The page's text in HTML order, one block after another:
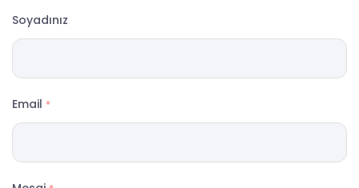
Soyadınız
Email *